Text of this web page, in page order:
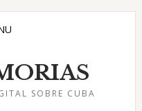
SOBRE CUBA